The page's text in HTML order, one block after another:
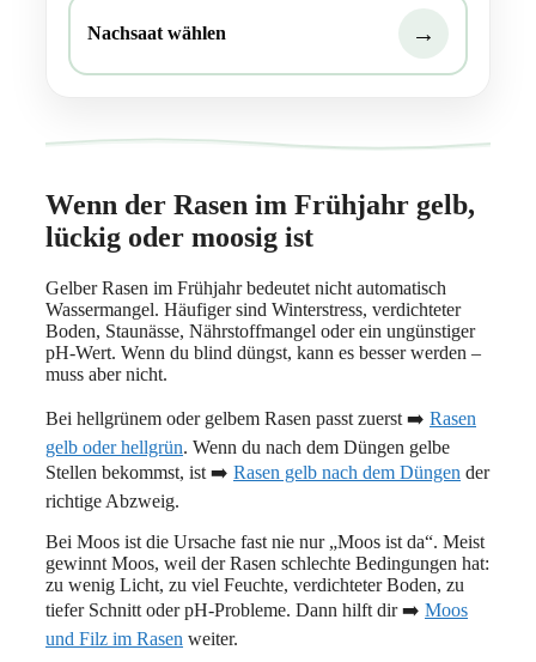
Nachsaat wählen →
Wenn der Rasen im Frühjahr gelb,
lückig oder moosig ist
Gelber Rasen im Frühjahr bedeutet nicht automatisch
Wassermangel. Häufiger sind Winterstress, verdichteter
Boden, Staunässe, Nährstoffmangel oder ein ungünstiger
pH-Wert. Wenn du blind düngst, kann es besser werden –
muss aber nicht.
Bei hellgrünem oder gelbem Rasen passt zuerst ➡️ Rasen
gelb oder hellgrün. Wenn du nach dem Düngen gelbe
Stellen bekommst, ist ➡️ Rasen gelb nach dem Düngen der
richtige Abzweig.
Bei Moos ist die Ursache fast nie nur „Moos ist da“. Meist
gewinnt Moos, weil der Rasen schlechte Bedingungen hat:
zu wenig Licht, zu viel Feuchte, verdichteter Boden, zu
tiefer Schnitt oder pH-Probleme. Dann hilft dir ➡️ Moos
und Filz im Rasen weiter.